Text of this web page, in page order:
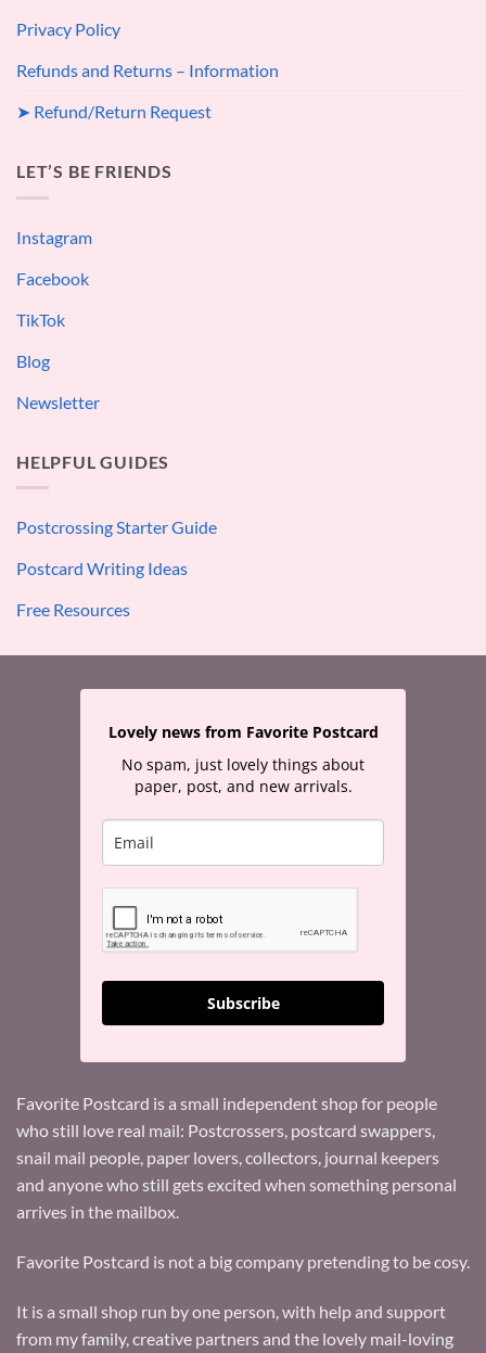
Privacy Policy
Refunds and Returns – Information
➤ Refund/Return Request
LET’S BE FRIENDS
Instagram
Facebook
TikTok
Blog
Newsletter
HELPFUL GUIDES
Postcrossing Starter Guide
Postcard Writing Ideas
Free Resources
Lovely news from Favorite Postcard
No spam, just lovely things about
paper, post, and new arrivals.
Subscribe
Favorite Postcard is a small independent shop for people
who still love real mail: Postcrossers, postcard swappers,
snail mail people, paper lovers, collectors, journal keepers
and anyone who still gets excited when something personal
arrives in the mailbox.
Favorite Postcard is not a big company pretending to be cosy.
It is a small shop run by one person, with help and support
from my family, creative partners and the lovely mail-loving